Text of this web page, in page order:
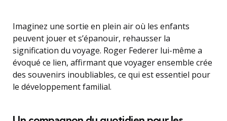
Imaginez une sortie en plein air où les enfants
peuvent jouer et s’épanouir, rehausser la
signification du voyage. Roger Federer lui-même a
évoqué ce lien, affirmant que voyager ensemble crée
des souvenirs inoubliables, ce qui est essentiel pour
le développement familial.